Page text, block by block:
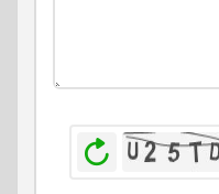
بازخوانی